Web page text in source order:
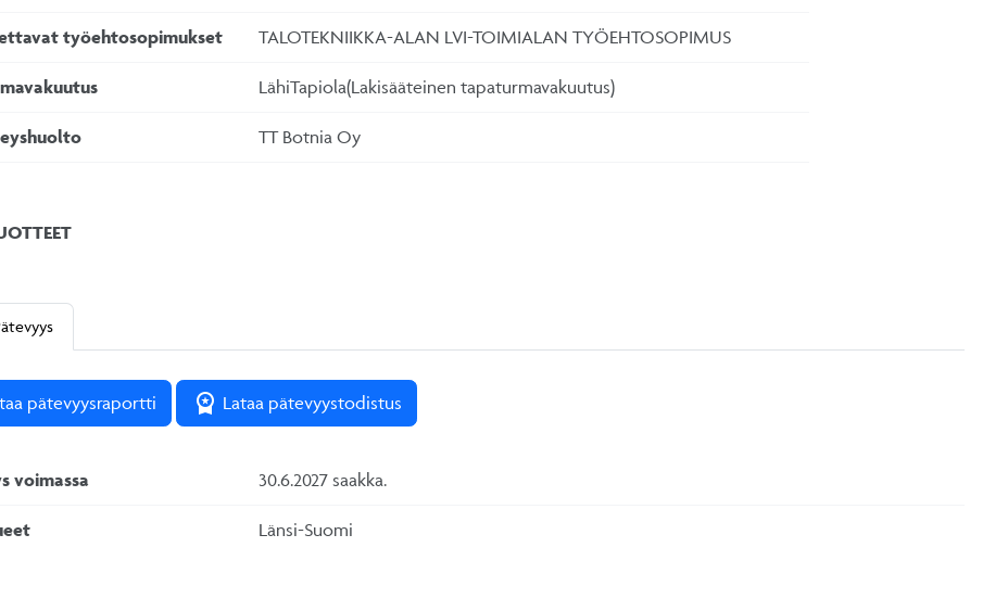
työehtosopimukset TALOTEKNIIKKA-ALAN LVI-TOIMIALAN TYÖEHTOSOPIMUS
LähiTapiola(Lakisääteinen tapaturmavakuutus)
TT Botnia Oy
pätevyysraportti workspace_premium Lataa pätevyystodistus
voimassa 30.6.2027 saakka.
Länsi-Suomi